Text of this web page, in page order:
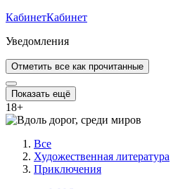
КабинетКабинет
Уведомления
Отметить все как прочитанные
Показать ещё
18+
Все
Художественная литература
Приключения